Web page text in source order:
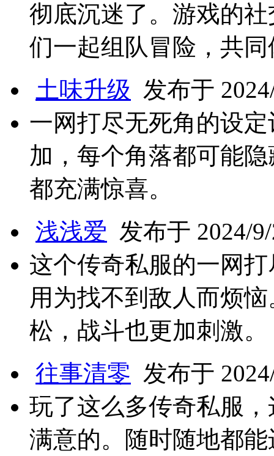
彻底沉迷了。游戏的
们一起组队冒险，共
土味升级 发布于
一网打尽无死角的设
加，每个角落都可能
都充满惊喜。
浅浅爱 发布于 2024/
这个传奇私服的一网
用为找不到敌人而烦
松，战斗也更加刺激。
往事清零 发布于
玩了这么多传奇私服
满意的。随时随地都